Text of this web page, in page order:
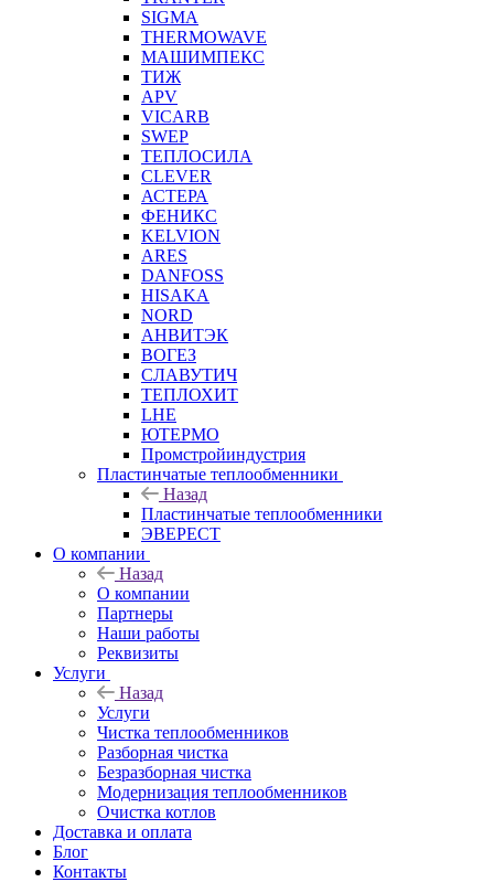
SIGMA
THERMOWAVE
МАШИМПЕКС
ТИЖ
APV
VICARB
SWEP
ТЕПЛОСИЛА
CLEVER
АСТЕРА
ФЕНИКС
KELVION
ARES
DANFOSS
HISAKA
NORD
АНВИТЭК
ВОГЕЗ
СЛАВУТИЧ
ТЕПЛОХИТ
LHE
ЮТЕРМО
Промстройиндустрия
Пластинчатые теплообменники
Назад
Пластинчатые теплообменники
ЭВЕРЕСТ
О компании
Назад
О компании
Партнеры
Наши работы
Реквизиты
Услуги
Назад
Услуги
Чистка теплообменников
Разборная чистка
Безразборная чистка
Модернизация теплообменников
Очистка котлов
Доставка и оплата
Блог
Контакты